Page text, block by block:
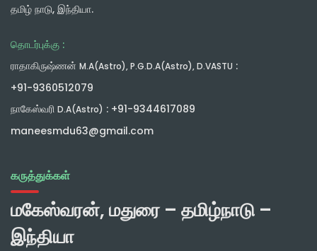
தமிழ் நாடு, இந்தியா.
தொடர்புக்கு :
ராதாகிருஷ்ணன் M.A(Astro), P.G.D.A(Astro), D.VASTU :
+91-9360512079
நாகேஸ்வரி D.A(Astro) : +91-9344617089
maneesmdu63@gmail.com
கருத்துக்கள்
மகேஸ்வரன், மதுரை – தமிழ்நாடு –
இந்தியா